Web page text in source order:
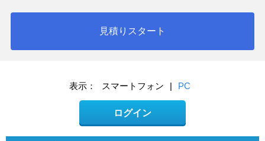
見積りスタート
表示： スマートフォン | PC
ログイン